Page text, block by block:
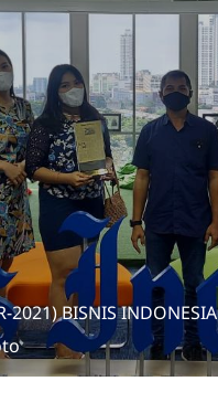
2021) BISNIS INDONESIA